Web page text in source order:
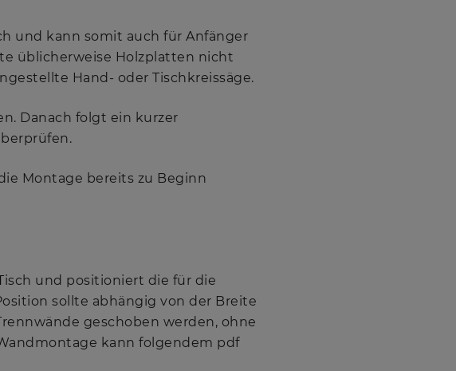
und kann somit auch für Anfänger
üblicherweise Holzplatten nicht
Hand- oder Tischkreissäge.
Danach folgt ein kurzer
Montage bereits zu Beginn
und positioniert die für die
sollte abhängig von der Breite
geschoben werden, ohne
kann folgendem pdf